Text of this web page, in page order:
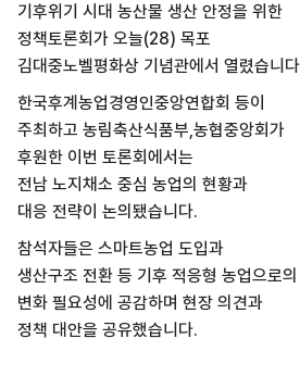
기후위기 시대 농산물 생산 안정을 위한
정책토론회가 오늘(28) 목포
김대중노벨평화상 기념관에서 열렸습니
한국후계농업경영인중앙연합회 등이
주최하고 농림축산식품부,농협중앙회가
후원한 이번 토론회에서는
전남 노지채소 중심 농업의 현황과
대응 전략이 논의됐습니다.
참석자들은 스마트농업 도입과
생산구조 전환 등 기후 적응형 농업으로의
변화 필요성에 공감하며 현장 의견과
정책 대안을 공유했습니다.